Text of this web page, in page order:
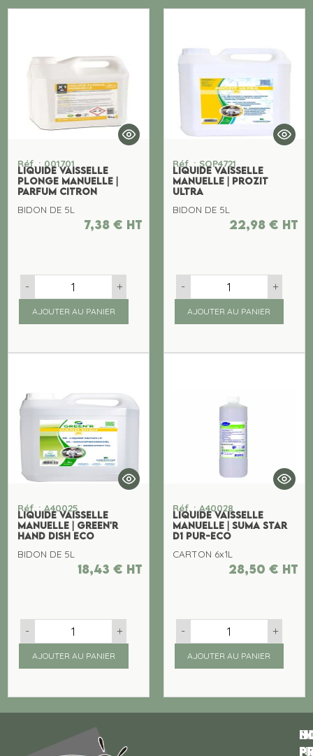
Réf. : 001701
LIQUIDE VAISSELLE
PLONGE MANUELLE |
PARFUM CITRON
BIDON DE 5L
7,38 € ht
- +
AJOUTER AU PANIER
Réf. : SOP4721
LIQUIDE VAISSELLE
MANUELLE | PROZIT
ULTRA
BIDON DE 5L
22,98 € ht
- +
AJOUTER AU PANIER
Réf. : A40025
LIQUIDE VAISSELLE
MANUELLE | GREEN'R
HAND DISH ECO
BIDON DE 5L
18,43 € ht
- +
AJOUTER AU PANIER
Réf. : A40028
LIQUIDE VAISSELLE
MANUELLE | SUMA STAR
D1 PUR-ECO
CARTON 6x1L
28,50 € ht
- +
AJOUTER AU PANIER